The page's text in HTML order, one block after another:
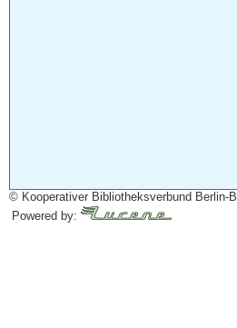
© Kooperativer Bibliotheksverbund Berlin-
Powered by: